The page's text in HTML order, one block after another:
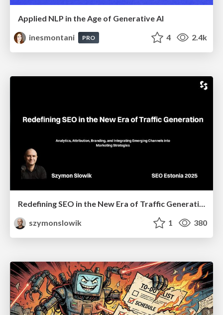
Applied NLP in the Age of Generative AI
inesmontani
PRO 4 2.4k
Redefining SEO in the New Era of Traffic Generation
szymonslowik
1 380